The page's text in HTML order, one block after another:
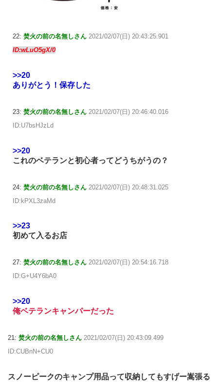
22: 焚火の前の名無しさん 2021/02/07(日) 20:43:25.901
ID:wLuO5gX/0
>>20
ありがとう！保存した
23: 焚火の前の名無しさん 2021/02/07(日) 20:46:40.016
ID:U7bsHJzLd
>>20
これのベテランと初心者ってどうちがうの？
24: 焚火の前の名無しさん 2021/02/07(日) 20:48:31.025
ID:kPXL3zaMd
>>23
初めて入るお店
27: 焚火の前の名無しさん 2021/02/07(日) 20:54:16.718
ID:G+U4Y6bA0
>>20
俺ベテランキャンパーだった
21: 焚火の前の名無しさん 2021/02/07(日) 20:43:09.499
ID:CUBnN+CU0
スノーピークのキャンプ用品って収納してもすげー嵩張る